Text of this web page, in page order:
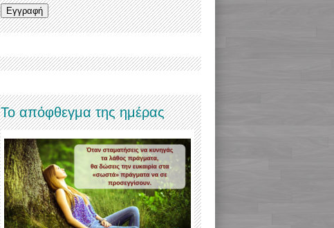
Το απόφθεγμα της ημέρας